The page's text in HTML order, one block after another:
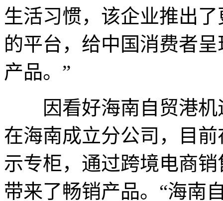
生活习惯，该企业推出
的平台，给中国消费者
产品。”
因看好海南自贸港机
在海南成立分公司，目
示专柜，通过跨境电商
带来了畅销产品。“海南